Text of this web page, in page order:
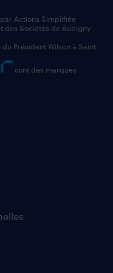
Actions Simplifiée
des Sociétés de Bobigny
Président Wilson à Saint
sont des marques